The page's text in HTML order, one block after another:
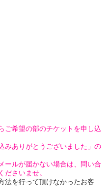
ご希望の部のチケットを申し込
みありがとうございました」の
ールが届かない場合は、問い合
ださいませ。
法を行って頂けなかったお客